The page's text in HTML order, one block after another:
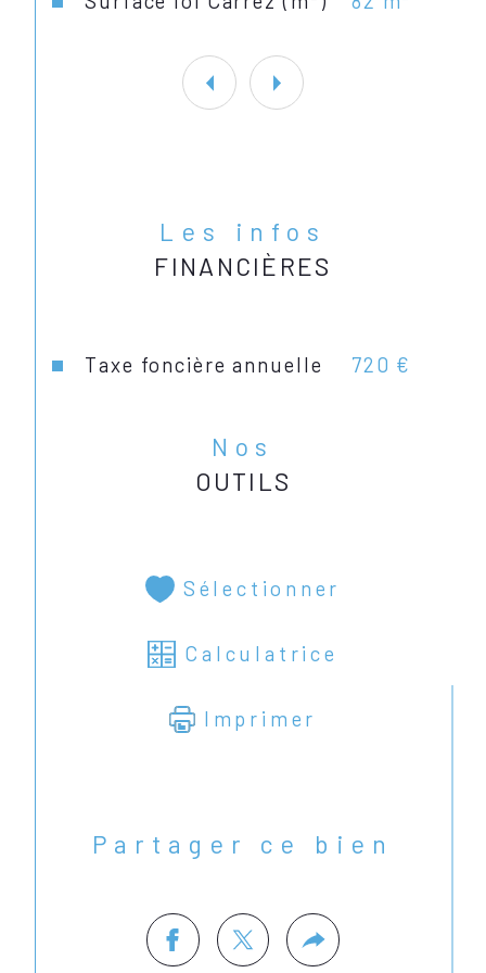
Retrouvez l'ensemble de nos biens
à vendre sur notre site Act'Immo
Les infos
FINANCIÈRES
Taxe foncière annuelle 720 €
Nos
OUTILS
Sélectionner
Calculatrice
Imprimer
Partager ce bien